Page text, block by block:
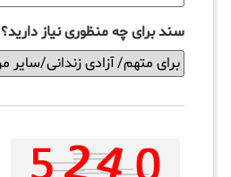
سند برای چه منظوری نیاز دارید؟